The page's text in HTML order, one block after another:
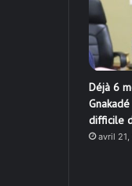
Déjà 6
difficile
avril